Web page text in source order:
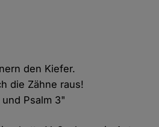
den Kiefer.
die Zähne raus!
Psalm 3"